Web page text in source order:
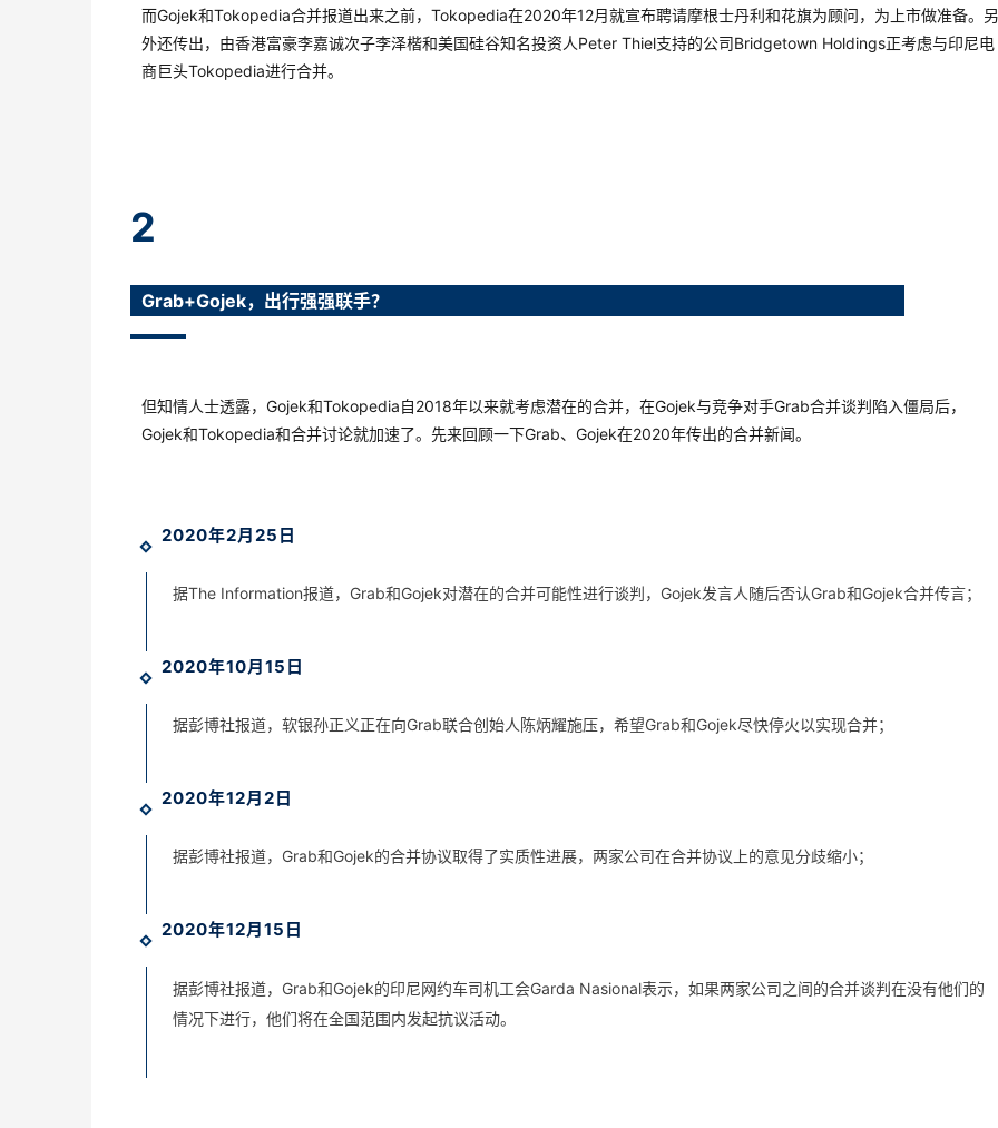
而Gojek和Tokopedia合并报道出来之前，Tokopedia在2020年12月就宣布聘请摩根士丹利和花旗为顾问，为上市做准备。另
外还传出，由香港富豪李嘉诚次子李泽楷和美国硅谷知名投资人Peter Thiel支持的公司Bridgetown Holdings正考虑与印尼电
商巨头Tokopedia进行合并。
2
Grab+Gojek，出行强强联手？
但知情人士透露，Gojek和Tokopedia自2018年以来就考虑潜在的合并，在Gojek与竞争对手Grab合并谈判陷入僵局后，
Gojek和Tokopedia和合并讨论就加速了。先来回顾一下Grab、Gojek在2020年传出的合并新闻。
2020年2月25日
据The Information报道，Grab和Gojek对潜在的合并可能性进行谈判，Gojek发言人随后否认Grab和Gojek合并传言；
2020年10月15日
据彭博社报道，软银孙正义正在向Grab联合创始人陈炳耀施压，希望Grab和Gojek尽快停火以实现合并；
2020年12月2日
据彭博社报道，Grab和Gojek的合并协议取得了实质性进展，两家公司在合并协议上的意见分歧缩小；
2020年12月15日
据彭博社报道，Grab和Gojek的印尼网约车司机工会Garda Nasional表示，如果两家公司之间的合并谈判在没有他们的
情况下进行，他们将在全国范围内发起抗议活动。